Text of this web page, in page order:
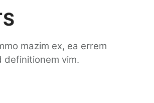
mazim ex, ea errem
definitionem vim.